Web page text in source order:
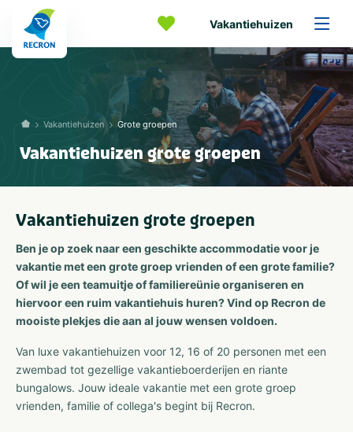
Vakantiehuizen
Vakantiehuizen Grote groepen
Vakantiehuizen grote groepen
Vakantiehuizen grote groepen
Ben je op zoek naar een geschikte accommodatie voor je
vakantie met een grote groep vrienden of een grote familie?
Of wil je een teamuitje of familiereünie organiseren en
hiervoor een ruim vakantiehuis huren? Vind op Recron de
mooiste plekjes die aan al jouw wensen voldoen.
Van luxe vakantiehuizen voor 12, 16 of 20 personen met een
zwembad tot gezellige vakantieboerderijen en riante
bungalows. Jouw ideale vakantie met een grote groep
vrienden, familie of collega's begint bij Recron.